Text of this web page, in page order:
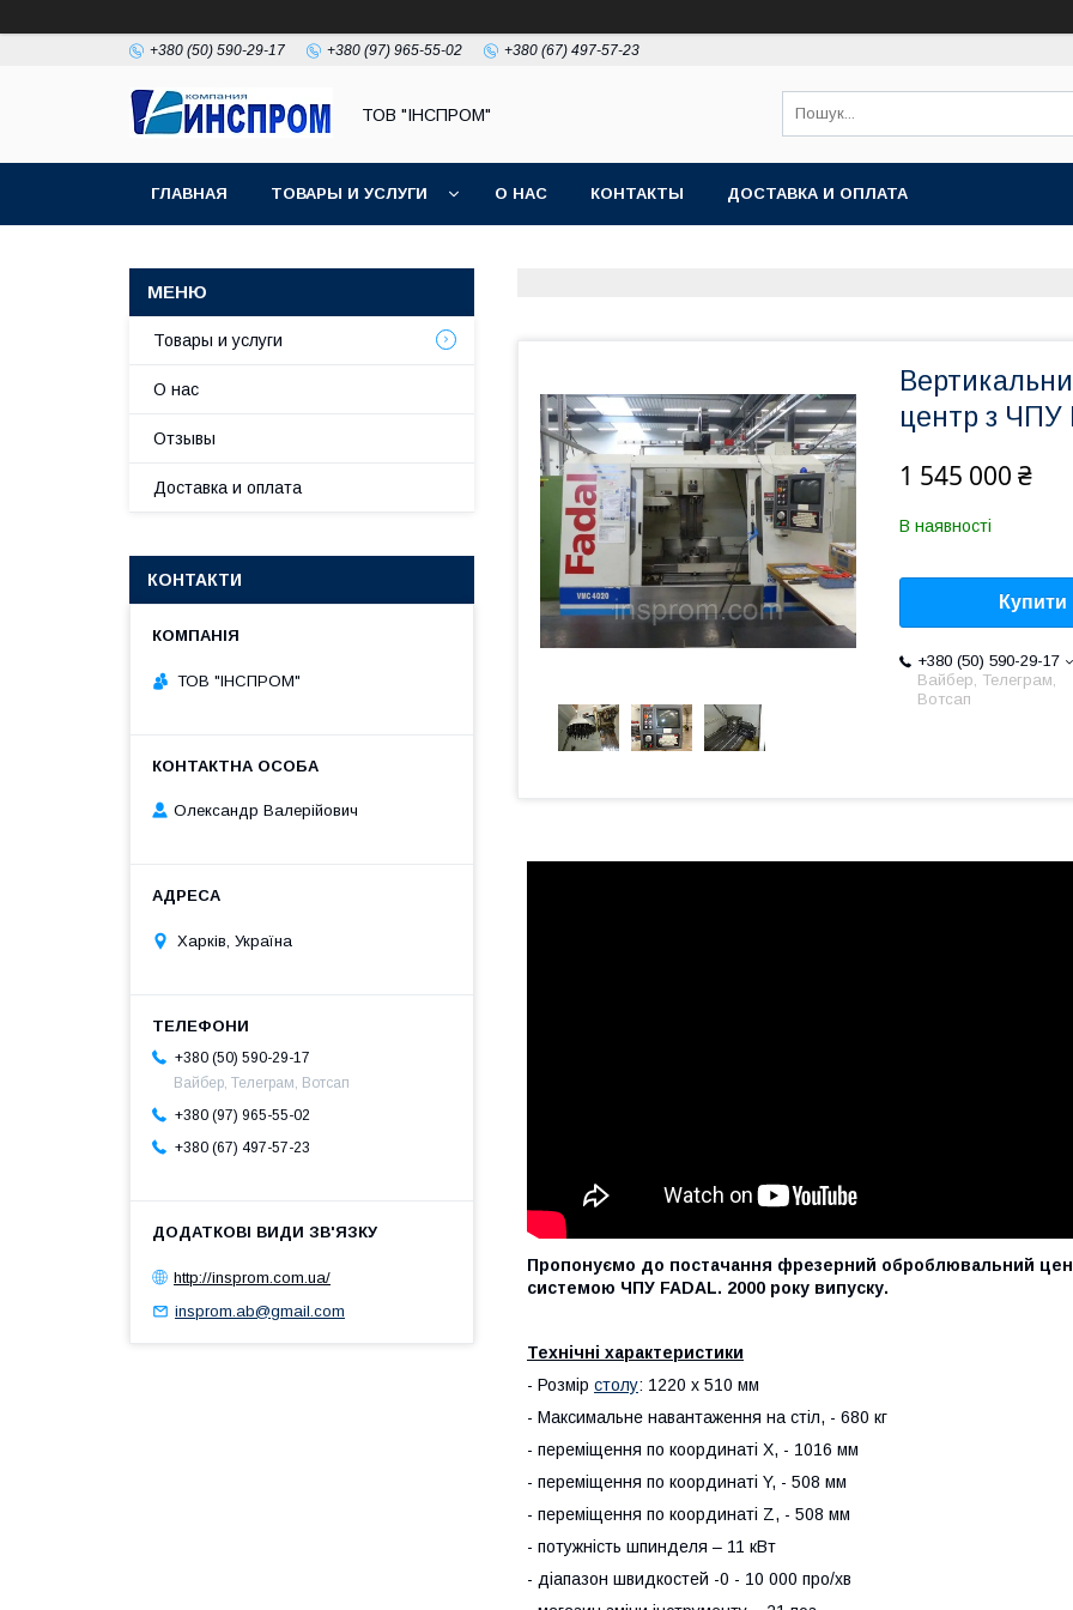
+380 (50) 590-29-17 +380 (97) 965-55-02 +380 (67) 497-57-23
ТОВ "ІНСПРОМ"
ГЛАВНАЯ ТОВАРЫ И УСЛУГИ О НАС КОНТАКТЫ ДОСТАВКА И ОПЛАТА
центр з ЧПУ
1 545 000 ₴
В наявності
Купити
+380 (50) 590-29-17
Вайбер, Телеграм,
Вотсап
Пропонуємо до постачання фрезерний оброблювальний
системою ЧПУ FADAL. 2000 року випуску.
Технічні характеристики
- Розмір столу: 1220 х 510 мм
- Максимальне навантаження на стіл, - 680 кг
- переміщення по координаті X, - 1016 мм
- переміщення по координаті Y, - 508 мм
- переміщення по координаті Z, - 508 мм
- потужність шпинделя – 11 кВт
- діапазон швидкостей -0 - 10 000 про/хв
Товары и услуги
О нас
Отзывы
Доставка и оплата
КОНТАКТИ
ТОВ "ІНСПРОМ"
Олександр Валерійович
Харків, Україна
+380 (50) 590-29-17
Вайбер, Телеграм, Вотсап
+380 (97) 965-55-02
+380 (67) 497-57-23
http://insprom.com.ua/
insprom.ab@gmail.com